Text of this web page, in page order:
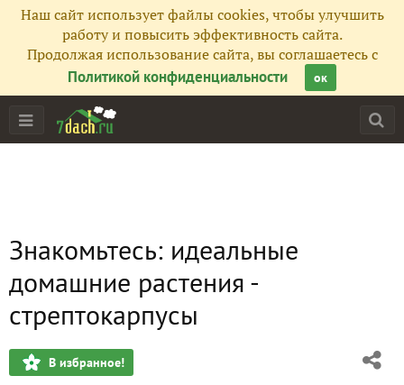
Наш сайт использует файлы cookies, чтобы улучшить
работу и повысить эффективность сайта.
Продолжая использование сайта, вы соглашаетесь с
Политикой конфиденциальности
ок
Знакомьтесь: идеальные
домашние растения -
стрептокарпусы
В избранное!